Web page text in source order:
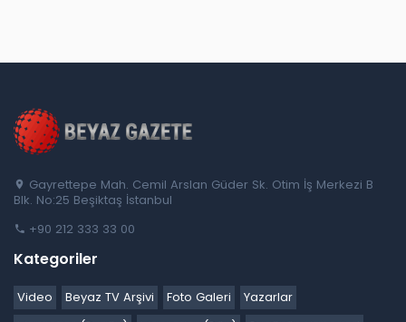
Gayrettepe Mah. Cemil Arslan Güder Sk. Otim İş Merkezi B
Blk. No:25 Beşiktaş İstanbul
+90 212 333 33 00
Kategoriler
Video Beyaz TV Arşivi Foto Galeri
Yazarlar